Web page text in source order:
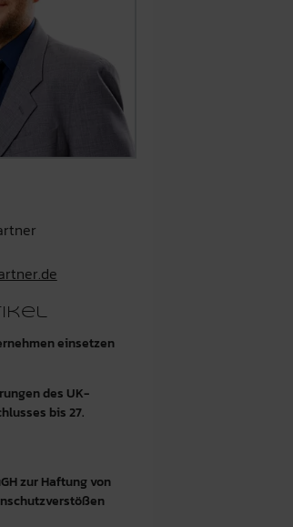
einsetzen
des UK-
bis 27.
zur Haftung von